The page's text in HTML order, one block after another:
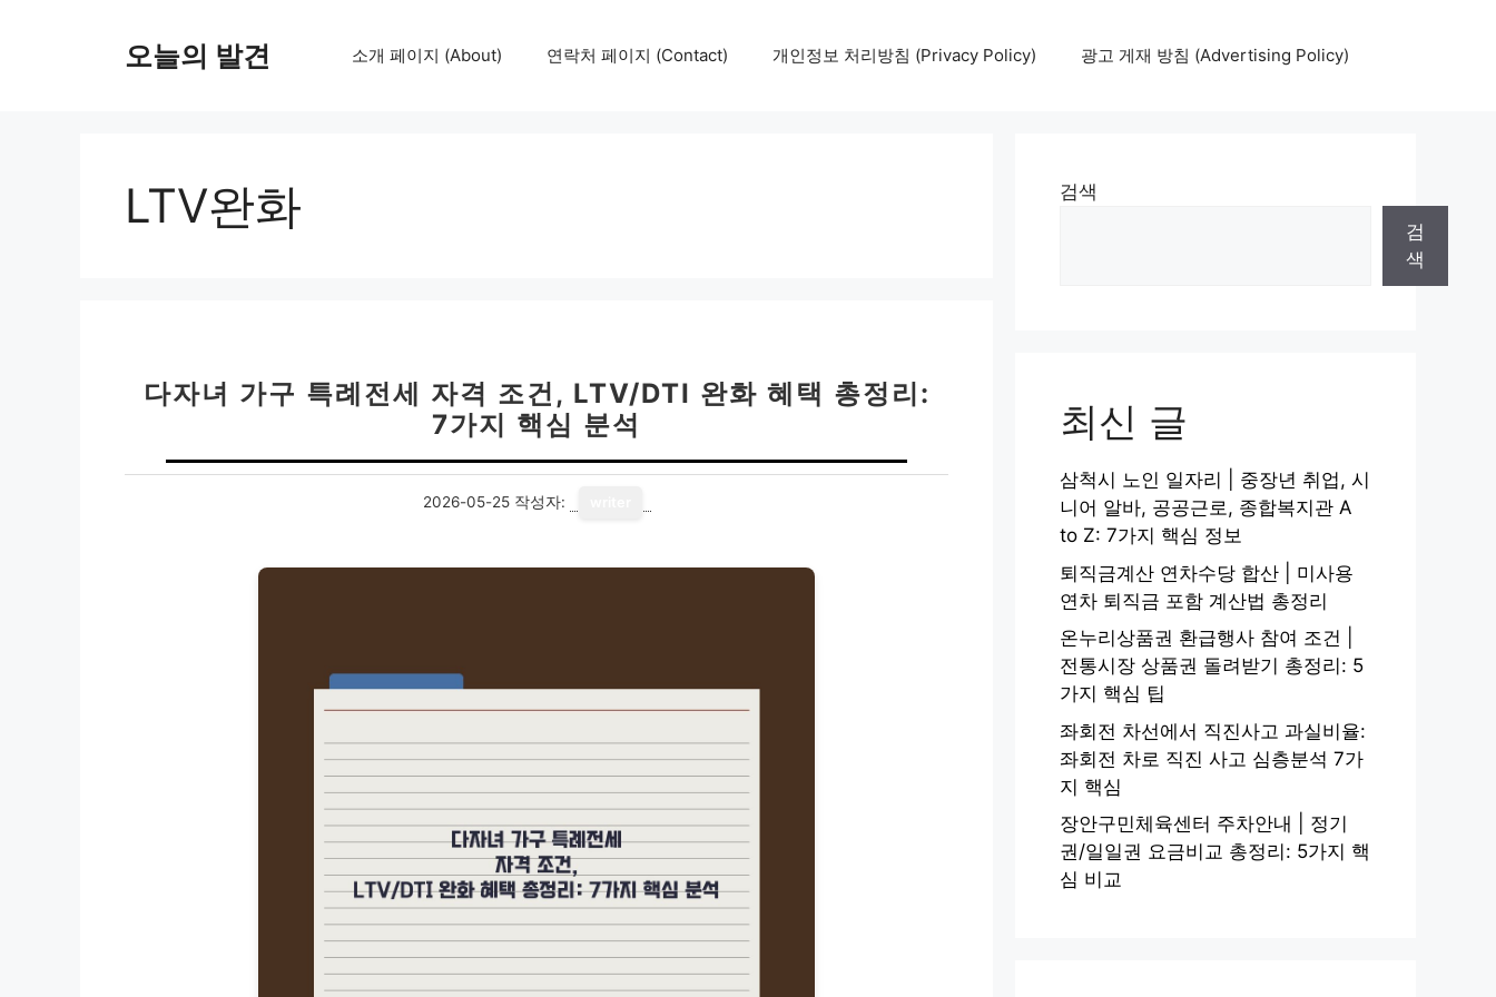
오늘의 발견 소개 페이지 (About) 연락처 페이지 (Contact) 개인정보 처리방침 (Privacy Policy) 광고 게재 방침 (Advertising Policy)
LTV완화
다자녀 가구 특례전세 자격 조건, LTV/DTI 완화 혜택 총정리:
7가지 핵심 분석
2026-05-25 작성자:
검색
검
색
최신 글
삼척시 노인 일자리 | 중장년 취업, 시
니어 알바, 공공근로, 종합복지관 A
to Z: 7가지 핵심 정보
퇴직금계산 연차수당 합산 | 미사용
연차 퇴직금 포함 계산법 총정리
온누리상품권 환급행사 참여 조건 |
전통시장 상품권 돌려받기 총정리: 5
가지 핵심 팁
좌회전 차선에서 직진사고 과실비율:
좌회전 차로 직진 사고 심층분석 7가
지 핵심
장안구민체육센터 주차안내 | 정기
권/일일권 요금비교 총정리: 5가지 핵
심 비교